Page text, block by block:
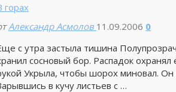
горах
Александр Асмолов 11.09.2006 0
с утра застыла тишина
сосновый бор. Распадок
Укрыла, чтобы шорох миновал.
в кучу листьев с …